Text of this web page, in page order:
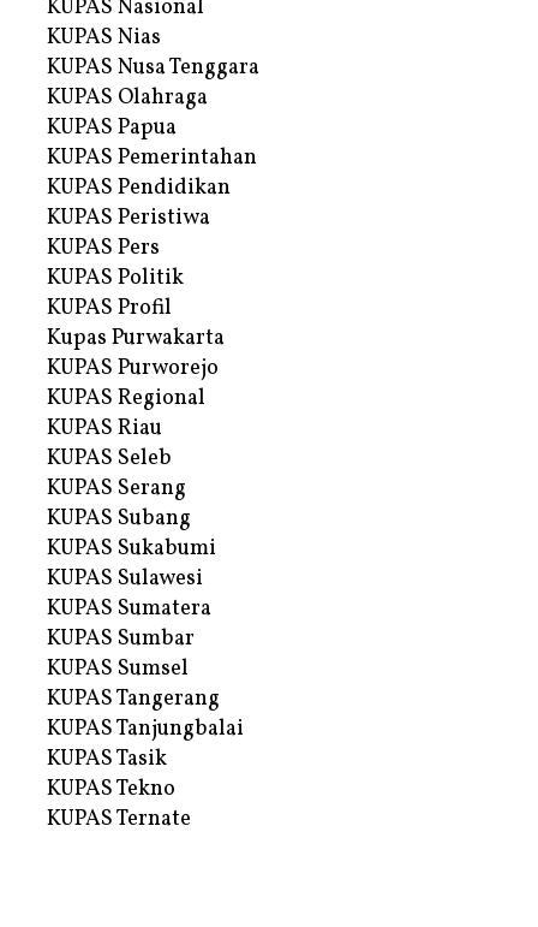
KUPAS Nasional
KUPAS Nias
KUPAS Nusa Tenggara
KUPAS Olahraga
KUPAS Papua
KUPAS Pemerintahan
KUPAS Pendidikan
KUPAS Peristiwa
KUPAS Pers
KUPAS Politik
KUPAS Profil
Kupas Purwakarta
KUPAS Purworejo
KUPAS Regional
KUPAS Riau
KUPAS Seleb
KUPAS Serang
KUPAS Subang
KUPAS Sukabumi
KUPAS Sulawesi
KUPAS Sumatera
KUPAS Sumbar
KUPAS Sumsel
KUPAS Tangerang
KUPAS Tanjungbalai
KUPAS Tasik
KUPAS Tekno
KUPAS Ternate